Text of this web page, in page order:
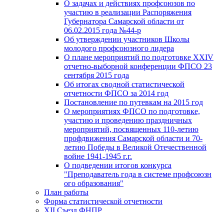
О задачах и действиях профсоюзов по
участию в реализации Распоряжения
Губернатора Самарской области от
06.02.2015 года №44-р
Об утверждении участников Школы
молодого профсоюзного лидера
О плане мероприятий по подготовке XXIV
отчетно-выборной конференции ФПСО 23
сентября 2015 года
Об итогах сводной статистической
отчетности ФПСО за 2014 год
Постановление по путевкам на 2015 год
О мероприятиях ФПСО по подготовке,
участию и проведению праздничных
мероприятий, посвященных 110-летию
профдвижения Самарской области и 70-
летию Победы в Великой Отечественной
войне 1941-1945 г.г.
О подведении итогов конкурса
"Преподаватель года в системе профсоюзн
ого образования"
План работы
Форма статистической отчетности
XII Съезд ФНПР